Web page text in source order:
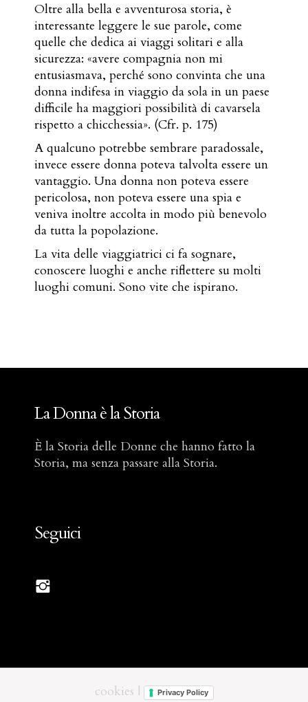
Oltre alla bella e avventurosa storia, è
interessante leggere le sue parole, come
quelle che dedica ai viaggi solitari e alla
sicurezza: «avere compagnia non mi
entusiasmava, perché sono convinta che una
donna indifesa in viaggio da sola in un paese
difficile ha maggiori possibilità di cavarsela
rispetto a chicchessia». (Cfr. p. 175)
A qualcuno potrebbe sembrare paradossale,
invece essere donna poteva talvolta essere un
vantaggio. Una donna non poteva essere
pericolosa, non poteva essere una spia e
veniva inoltre accolta in modo più benevolo
da tutta la popolazione.
La vita delle viaggiatrici ci fa sognare,
conoscere luoghi e anche riflettere su molti
luoghi comuni. Sono vite che ispirano.
La Donna è la Storia
È la Storia delle Donne che hanno fatto la
Storia, ma senza passare alla Storia.
Seguici
cookies | Privacy Policy